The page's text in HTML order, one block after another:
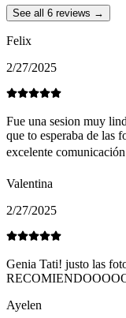
See all 6 reviews →
Felix
2/27/2025
Fue una sesion muy
que to esperaba de las
excelente
Valentina
2/27/2025
Genia Tati! justo las
Ayelen